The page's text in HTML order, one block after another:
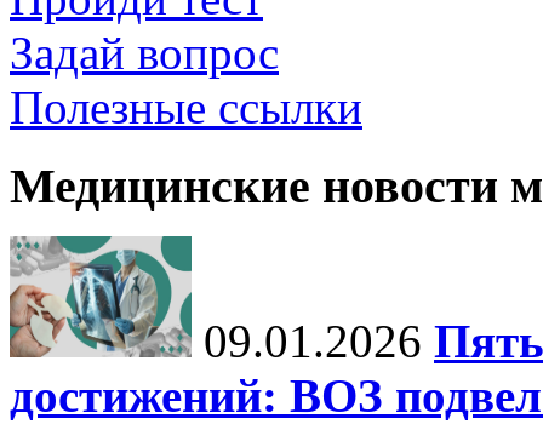
Задай вопрос
Полезные ссылки
Медицинские новости
09.01.2026
достижений: ВОЗ